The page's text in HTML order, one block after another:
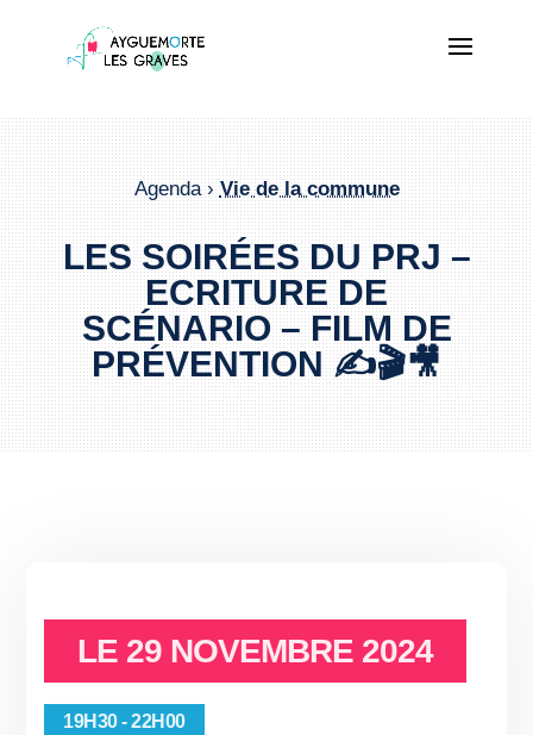
Agenda ›Vie de la commune
LES SOIRÉES DU PRJ –
ECRITURE DE
SCÉNARIO – FILM DE
PRÉVENTION ✍️🎬🎥
LE 29 NOVEMBRE 2024
19H30 - 22H00